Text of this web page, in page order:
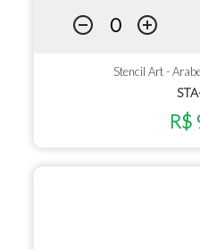
Stencil Art -
R$